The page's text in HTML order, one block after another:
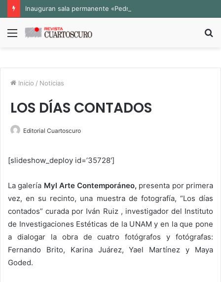
Menú
Inicio / Noticias
LOS DÍAS CONTADOS
Editorial Cuartoscuro
[slideshow_deploy id=’35728′]
La galería Myl Arte Contemporáneo, presenta por primera
vez, en su recinto, una muestra de fotografía, “Los días
contados” curada por Iván Ruiz , investigador del Instituto
de Investigaciones Estéticas de la UNAM y en la que pone
a dialogar la obra de cuatro fotógrafos y fotógrafas:
Fernando Brito, Karina Juárez, Yael Martínez y Maya
Goded.